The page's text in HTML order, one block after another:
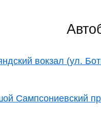
вокзал (ул.
Сампсониевский